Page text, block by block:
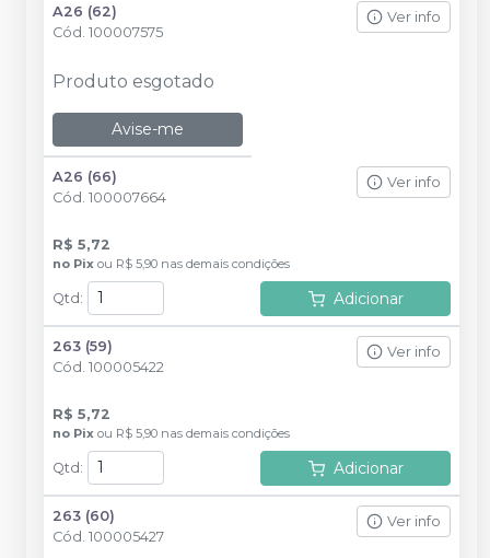
A26 (62)
Cód. 100007575
Ver info
Produto esgotado
Avise-me
A26 (66)
Cód. 100007664
Ver info
R$ 5,72
no Pix ou R$ 5,90 nas demais condições
Qtd : Adicionar
263 (59)
Cód. 100005422
Ver info
R$ 5,72
no Pix ou R$ 5,90 nas demais condições
Qtd : Adicionar
263 (60)
Cód. 100005427
Ver info